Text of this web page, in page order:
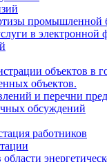
промышленной
в электронной
объектов в
объектов.
и перечни
обсуждений
работников